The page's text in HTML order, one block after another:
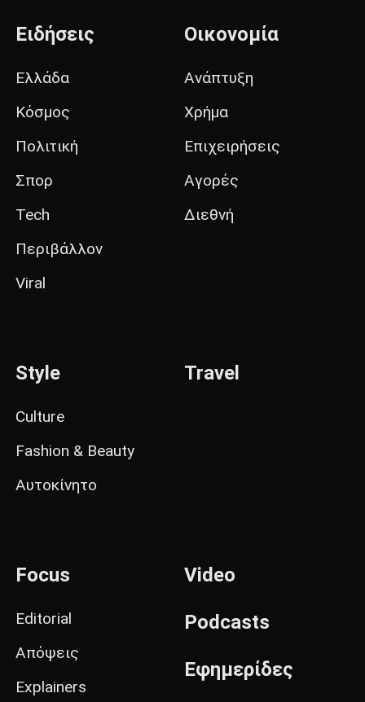
Ειδήσεις
Ελλάδα
Κόσμος
Πολιτική
Σπορ
Tech
Περιβάλλον
Viral
Οικονομία
Ανάπτυξη
Χρήμα
Επιχειρήσεις
Αγορές
Διεθνή
Style
Culture
Fashion & Beauty
Αυτοκίνητο
Travel
Focus
Editorial
Απόψεις
Explainers
Video
Podcasts
Εφημερίδες